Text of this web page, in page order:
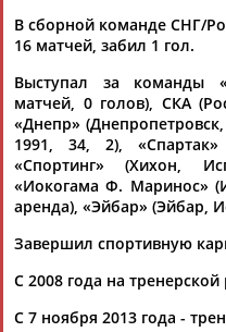
"Балтика"
...которая начнется в 20:00
Ледяхов, который ранее
(Проект: Информационное
19.09.2018
В воскресенье тремя
тура чемпионата России по
...этот матч станет первым
Игорь Ледяховдовольно
победы...
Информационное
16.09.2018
В сборной команде СНГ/
16 матчей, забил 1 гол.
Выступал за команды
матчей, 0 голов), СКА
«Днепр»
1991, 34, 2),
«Спортинг» (Хихон,
«Иокогама Ф. Маринос»
аренда), «Эйбар» (Эйбар,
Завершил спортивную
С 2008 года на тренерской
С 7 ноября 2013 года -